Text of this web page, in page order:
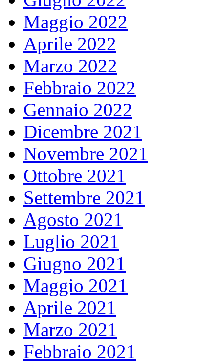
Maggio 2022
Aprile 2022
Marzo 2022
Febbraio 2022
Gennaio 2022
Dicembre 2021
Novembre 2021
Ottobre 2021
Settembre 2021
Agosto 2021
Luglio 2021
Giugno 2021
Maggio 2021
Aprile 2021
Marzo 2021
Febbraio 2021